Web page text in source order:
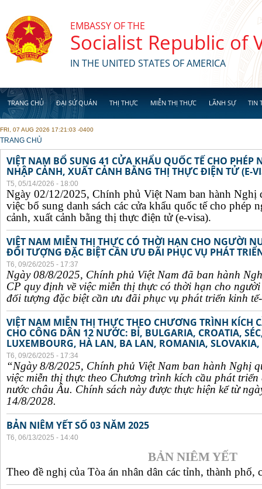
EMBASSY OF THE
Socialist Republic of
IN THE UNITED STATES OF AMERICA
TRANG CHỦ ĐẠI SỨ QUÁN THỊ THỰC MIỄN THỊ THỰC LÃNH SỰ TIN
FRI, 07 AUG 2026 17:21:03 -0400
YOU ARE HERE
TRANG CHỦ
VIỆT NAM BỔ SUNG 41 CỬA KHẨU QUỐC TẾ CHO
NHẬP CẢNH, XUẤT CẢNH BẰNG THỊ THỰC ĐIỆN TỬ (E-
T5, 05/14/2026 - 18:00
Ngày 02/12/2025, Chính phủ Việt Nam ban hành Nghị
việc bổ sung danh sách các cửa khẩu quốc tế cho phép
cảnh, xuất cảnh bằng thị thực điện tử (e-visa).
VIỆT NAM MIỄN THỊ THỰC CÓ THỜI HẠN CHO NGƯỜI
ĐỐI TƯỢNG ĐẶC BIỆT CẦN ƯU ĐÃI PHỤC VỤ PHÁT
T6, 09/26/2025 - 17:37
Ngày 08/8/2025, Chính phủ Việt Nam đã ban hành
CP quy định về việc miễn thị thực có thời hạn cho
đối tượng đặc biệt cần ưu đãi phục vụ phát triển kinh
VIỆT NAM MIỄN THỊ THỰC THEO CHƯƠNG TRÌNH KÍCH
CHO CÔNG DÂN 12 NƯỚC: BỈ, BULGARIA, CROATIA,
LUXEMBOURG, HÀ LAN, BA LAN, ROMANIA, SLOVAKIA,
T6, 09/26/2025 - 17:34
“Ngày 8/8/2025, Chính phủ Việt Nam ban hành Nghị
việc miễn thị thực theo Chương trình kích cầu phát
nước châu Âu. Chính sách này được thực hiện kể từ
14/8/2028.
BẢN NIÊM YẾT SỐ 03 NĂM 2025
T6, 06/13/2025 - 14:40
BẢN NIÊM YẾT
Theo đề nghị của Tòa án nhân dân các tỉnh, thành phố,